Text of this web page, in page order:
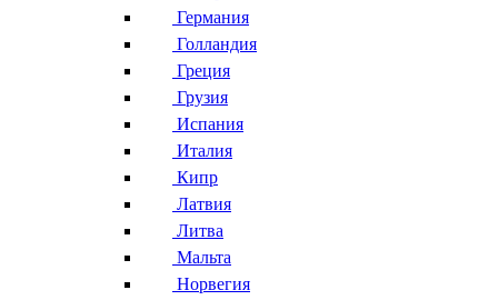
Германия
Голландия
Греция
Грузия
Испания
Италия
Кипр
Латвия
Литва
Мальта
Норвегия